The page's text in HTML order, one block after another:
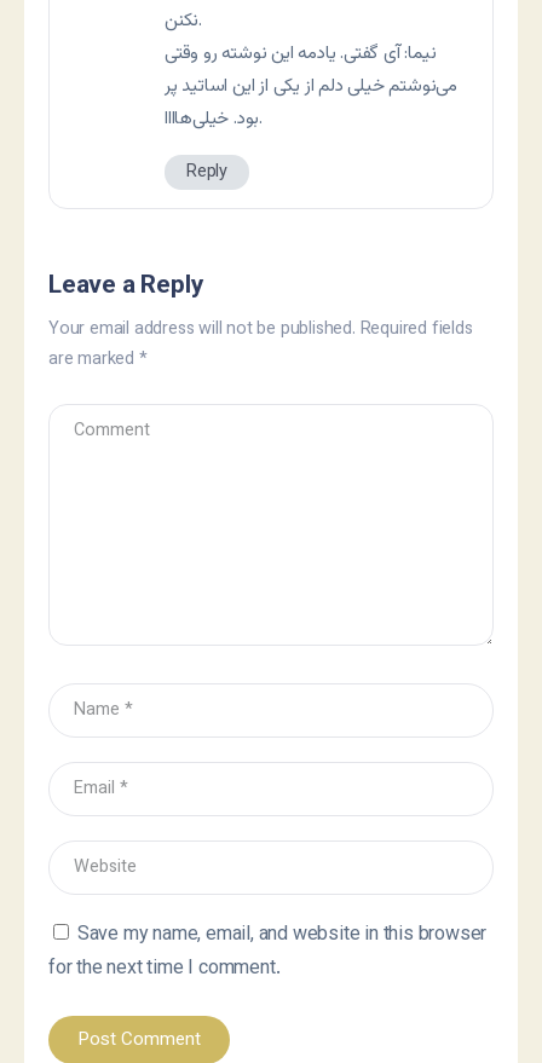
نکنن.
نيما: آی گفتی. يادمه اين نوشته رو وقتی
می‌نوشتم خيلی دلم از يکی از اين اساتيد پر
بود. خيلی‌هاااا.
Reply
Leave a Reply
Your email address will not be published. Required fields
are marked *
Save my name, email, and website in this browser
for the next time I comment.